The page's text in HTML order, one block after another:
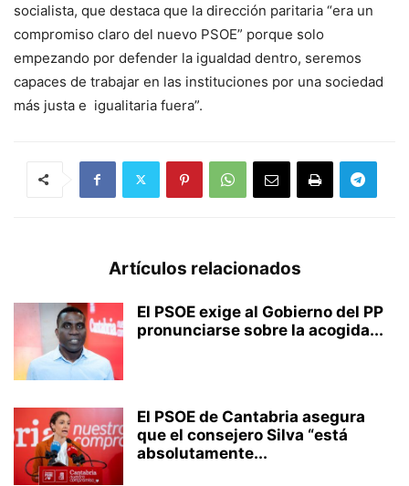
socialista, que destaca que la dirección paritaria “era un
compromiso claro del nuevo PSOE” porque solo
empezando por defender la igualdad dentro, seremos
capaces de trabajar en las instituciones por una sociedad
más justa e igualitaria fuera”.
Artículos relacionados
El PSOE exige al Gobierno del PP
pronunciarse sobre la acogida...
El PSOE de Cantabria asegura
que el consejero Silva “está
absolutamente...